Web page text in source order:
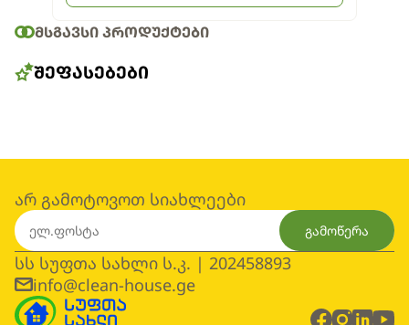
ᲛᲡᲒᲐᲕᲡᲘ ᲞᲠᲝᲓᲣᲥᲢᲔᲑᲘ
ᲨᲔᲤᲐᲡᲔᲑᲔᲑᲘ
არ გამოტოვოთ სიახლეები
გამოწერა
სს სუფთა სახლი ს.კ. | 202458893
info@clean-house.ge